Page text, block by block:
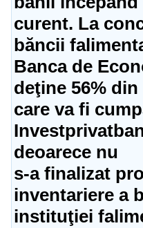
curent. La
băncii
Banca de
deţine 56%
care va fi
deoarece nu
s-a finalizat
inventariere a
instituţiei